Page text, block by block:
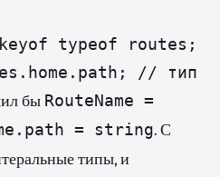
= keyof typeof
// тип
бы RouteName =
= string. С
типы, и